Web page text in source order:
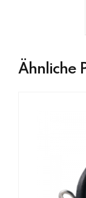
Ähnliche